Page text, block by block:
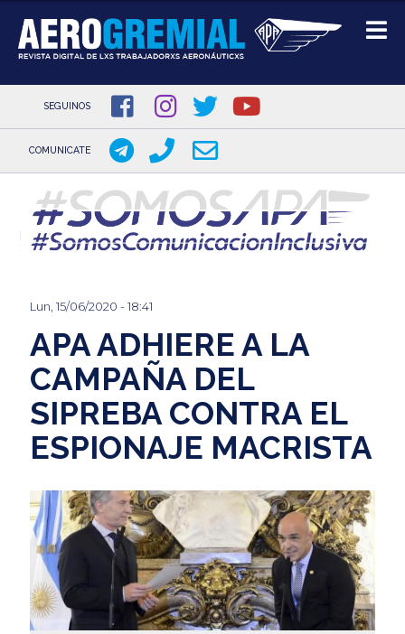
Pasar
contenido
principal
SEGUINOS
COMUNICATE
Lun, 15/06/2020 - 18:41
APA ADHIERE A LA
CAMPAÑA DEL
SIPREBA CONTRA EL
ESPIONAJE MACRISTA